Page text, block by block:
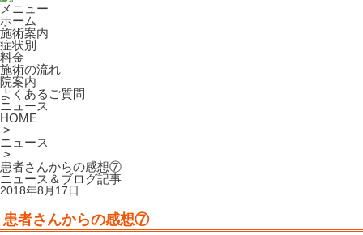
メニュー
ホーム
施術案内
症状別
料金
施術の流れ
院案内
よくあるご質問
ニュース
HOME
>
ニュース
>
患者さんからの感想⑦
ニュース＆ブログ記事
2018年8月17日
患者さんからの感想⑦